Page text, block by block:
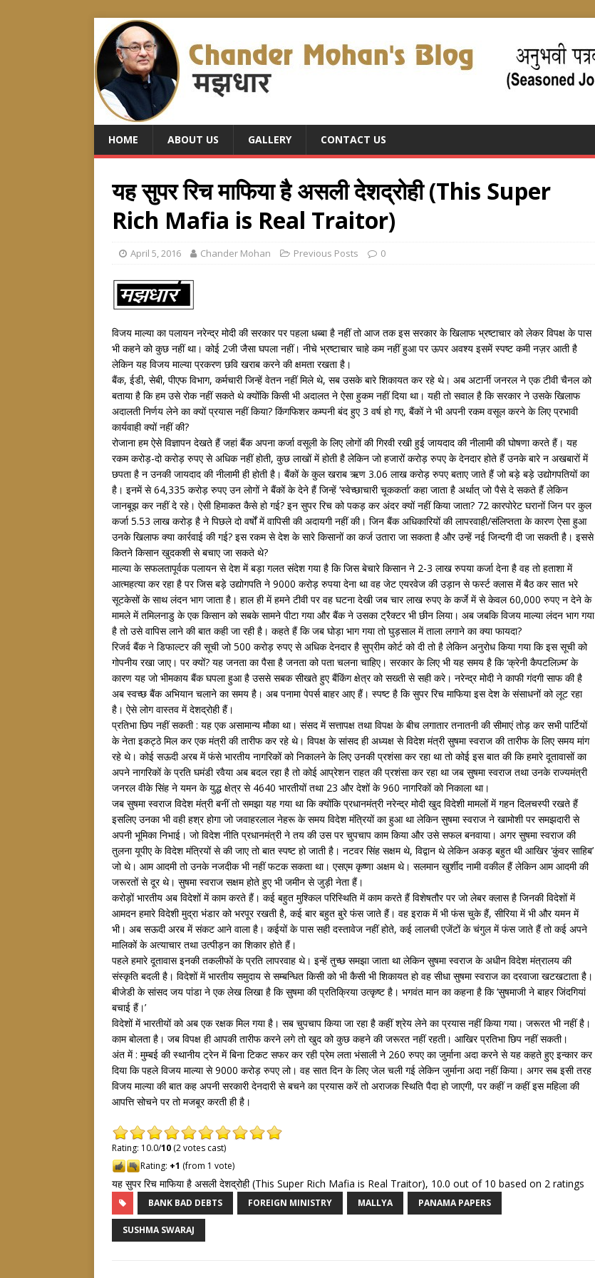
HOME ABOUT US GALLERY CONTACT US
यह सुपर रिच माफिया है असली देशद्रोही (This Super
Rich Mafia is Real Traitor)
April 5, 2016 Chander Mohan Previous Posts 0
विजय माल्या का पलायन नरेन्द्र मोदी की सरकार पर पहला धब्बा है नहीं तो आज तक इस सरकार के खिलाफ भ्रष्टाचार को लेकर विपक्ष के पास
भी कहने को कुछ नहीं था। कोई 2जी जैसा घपला नहीं। नीचे भ्रष्टाचार चाहे कम नहीं हुआ पर ऊपर अवश्य इसमें स्पष्ट कमी नज़र आती है
लेकिन यह विजय माल्या प्रकरण छवि खराब करने की क्षमता रखता है।
बैंक, ईडी, सेबी, पीएफ विभाग, कर्मचारी जिन्हें वेतन नहीं मिले थे, सब उसके बारे शिकायत कर रहे थे। अब अटार्नी जनरल ने एक टीवी चैनल को
बताया है कि हम उसे रोक नहीं सकते थे क्योंकि किसी भी अदालत ने ऐसा हुकम नहीं दिया था। यही तो सवाल है कि सरकार ने उसके खिलाफ
अदालती निर्णय लेने का क्यों प्रयास नहीं किया? किंगफिशर कम्पनी बंद हुए 3 वर्ष हो गए, बैंकों ने भी अपनी रकम वसूल करने के लिए प्रभावी
कार्यवाही क्यों नहीं की?
रोजाना हम ऐसे विज्ञापन देखते हैं जहां बैंक अपना कर्जा वसूली के लिए लोगों की गिरवी रखी हुई जायदाद की नीलामी की घोषणा करते हैं। यह
रकम करोड़-दो करोड़ रुपए से अधिक नहीं होती, कुछ लाखों में होती है लेकिन जो हजारों करोड़ रुपए के देनदार होते हैं उनके बारे न अखबारों में
छपता है न उनकी जायदाद की नीलामी ही होती है। बैंकों के कुल खराब ऋण 3.06 लाख करोड़ रुपए बताए जाते हैं जो बड़े बड़े उद्योगपतियों का
है। इनमें से 64,335 करोड़ रुपए उन लोगों ने बैंकों के देने हैं जिन्हें ‘स्वेच्छाचारी चूककर्ता’ कहा जाता है अर्थात् जो पैसे दे सकते हैं लेकिन
जानबूझ कर नहीं दे रहे। ऐसी हिमाकत कैसे हो गई? इन सुपर रिच को पकड़ कर अंदर क्यों नहीं किया जाता? 72 कारपोरेट घरानों जिन पर कुल
कर्जा 5.53 लाख करोड़ है ने पिछले दो वर्षों में वापिसी की अदायगी नहीं की। जिन बैंक अधिकारियों की लापरवाही/संलिप्तता के कारण ऐसा हुआ
उनके खिलाफ क्या कार्रवाई की गई? इस रकम से देश के सारे किसानों का कर्ज उतारा जा सकता है और उन्हें नई जिन्दगी दी जा सकती है। इससे
कितने किसान खुदकशी से बचाए जा सकते थे?
माल्या के सफलतापूर्वक पलायन से देश में बड़ा गलत संदेश गया है कि जिस बेचारे किसान ने 2-3 लाख रुपया कर्जा देना है वह तो हताशा में
आत्महत्या कर रहा है पर जिस बड़े उद्योगपति ने 9000 करोड़ रुपया देना था वह जेट एयरवेज की उड़ान से फर्स्ट क्लास में बैठ कर सात भरे
सूटकेसों के साथ लंदन भाग जाता है। हाल ही में हमने टीवी पर वह घटना देखी जब चार लाख रुपए के कर्जे में से केवल 60,000 रुपए न देने के
मामले में तमिलनाडु के एक किसान को सबके सामने पीटा गया और बैंक ने उसका ट्रैक्टर भी छीन लिया। अब जबकि विजय माल्या लंदन भाग गया
है तो उसे वापिस लाने की बात कही जा रही है। कहते हैं कि जब घोड़ा भाग गया तो घुड़साल में ताला लगाने का क्या फायदा?
रिजर्व बैंक ने डिफाल्टर की सूची जो 500 करोड़ रुपए से अधिक देनदार है सुप्रीम कोर्ट को दी तो है लेकिन अनुरोध किया गया कि इस सूची को
गोपनीय रखा जाए। पर क्यों? यह जनता का पैसा है जनता को पता चलना चाहिए। सरकार के लिए भी यह समय है कि ‘क्रेनी कैपटलिज़्म’ के
कारण यह जो भीमकाय बैंक घपला हुआ है उससे सबक सीखते हुए बैंकिंग क्षेत्र को सख्ती से सही करे। नरेन्द्र मोदी ने काफी गंदगी साफ की है
अब स्वच्छ बैंक अभियान चलाने का समय है। अब पनामा पेपर्स बाहर आए हैं। स्पष्ट है कि सुपर रिच माफिया इस देश के संसाधनों को लूट रहा
है। ऐसे लोग वास्तव में देशद्रोही हैं।
प्रतिभा छिप नहीं सकती : यह एक असामान्य मौका था। संसद में सत्तापक्ष तथा विपक्ष के बीच लगातार तनातनी की सीमाएं तोड़ कर सभी पार्टियों
के नेता इकट्ठे मिल कर एक मंत्री की तारीफ कर रहे थे। विपक्ष के सांसद ही अध्यक्ष से विदेश मंत्री सुषमा स्वराज की तारीफ के लिए समय मांग
रहे थे। कोई सऊदी अरब में फंसे भारतीय नागरिकों को निकालने के लिए उनकी प्रशंसा कर रहा था तो कोई इस बात की कि हमारे दूतावासों का
अपने नागरिकों के प्रति घमंडी रवैया अब बदल रहा है तो कोई आप्रेशन राहत की प्रशंसा कर रहा था जब सुषमा स्वराज तथा उनके राज्यमंत्री
जनरल वीके सिंह ने यमन के युद्ध क्षेत्र से 4640 भारतीयों तथा 23 और देशों के 960 नागरिकों को निकाला था।
जब सुषमा स्वराज विदेश मंत्री बनीं तो समझा यह गया था कि क्योंकि प्रधानमंत्री नरेन्द्र मोदी खुद विदेशी मामलों में गहन दिलचस्पी रखते हैं
इसलिए उनका भी वही हश्र होगा जो जवाहरलाल नेहरू के समय विदेश मंत्रियों का हुआ था लेकिन सुषमा स्वराज ने खामोशी पर समझदारी से
अपनी भूमिका निभाई। जो विदेश नीति प्रधानमंत्री ने तय की उस पर चुपचाप काम किया और उसे सफल बनवाया। अगर सुषमा स्वराज की
तुलना यूपीए के विदेश मंत्रियों से की जाए तो बात स्पष्ट हो जाती है। नटवर सिंह सक्षम थे, विद्वान थे लेकिन अकड़ बहुत थी आखिर ‘कुंवर साहिब’
जो थे। आम आदमी तो उनके नजदीक भी नहीं फटक सकता था। एसएम कृष्णा अक्षम थे। सलमान खुर्शीद नामी वकील हैं लेकिन आम आदमी की
जरूरतों से दूर थे। सुषमा स्वराज सक्षम होते हुए भी जमीन से जुड़ी नेता हैं।
करोड़ों भारतीय अब विदेशों में काम करते हैं। कई बहुत मुश्किल परिस्थिति में काम करते हैं विशेषतौर पर जो लेबर क्लास है जिनकी विदेशों में
आमदन हमारे विदेशी मुद्रा भंडार को भरपूर रखती है, कई बार बहुत बुरे फंस जाते हैं। वह इराक में भी फंस चुके हैं, सीरिया में भी और यमन में
भी। अब सऊदी अरब में संकट आने वाला है। कईयों के पास सही दस्तावेज नहीं होते, कई लालची एजेंटों के चंगुल में फंस जाते हैं तो कई अपने
मालिकों के अत्याचार तथा उत्पीड़न का शिकार होते हैं।
पहले हमारे दूतावास इनकी तकलीफों के प्रति लापरवाह थे। इन्हें तुच्छ समझा जाता था लेकिन सुषमा स्वराज के अधीन विदेश मंत्रालय की
संस्कृति बदली है। विदेशों में भारतीय समुदाय से सम्बन्धित किसी को भी कैसी भी शिकायत हो वह सीधा सुषमा स्वराज का दरवाजा खटखटाता है।
बीजेडी के सांसद जय पांडा ने एक लेख लिखा है कि सुषमा की प्रतिक्रिया उत्कृष्ट है। भगवंत मान का कहना है कि ‘सुषमाजी ने बाहर जिंदगियां
बचाई हैं।’
विदेशों में भारतीयों को अब एक रक्षक मिल गया है। सब चुपचाप किया जा रहा है कहीं श्रेय लेने का प्रयास नहीं किया गया। जरूरत भी नहीं है।
काम बोलता है। जब विपक्ष ही आपकी तारीफ करने लगे तो खुद को कुछ कहने की जरूरत नहीं रहती। आखिर प्रतिभा छिप नहीं सकती।
अंत में : मुम्बई की स्थानीय ट्रेन में बिना टिकट सफर कर रही प्रेम लता भंसाली ने 260 रुपए का जुर्माना अदा करने से यह कहते हुए इन्कार कर
दिया कि पहले विजय माल्या से 9000 करोड़ रुपए लो। वह सात दिन के लिए जेल चली गई लेकिन जुर्माना अदा नहीं किया। अगर सब इसी तरह
विजय माल्या की बात कह अपनी सरकारी देनदारी से बचने का प्रयास करें तो अराजक स्थिति पैदा हो जाएगी, पर कहीं न कहीं इस महिला की
आपत्ति सोचने पर तो मजबूर करती ही है।
Rating: 10.0/10 (2 votes cast)
Rating: +1 (from 1 vote)
यह सुपर रिच माफिया है असली देशद्रोही (This Super Rich Mafia is Real Traitor), 10.0 out of 10 based on 2 ratings
BANK BAD DEBTS FOREIGN MINISTRY MALLYA PANAMA PAPERS
SUSHMA SWARAJ